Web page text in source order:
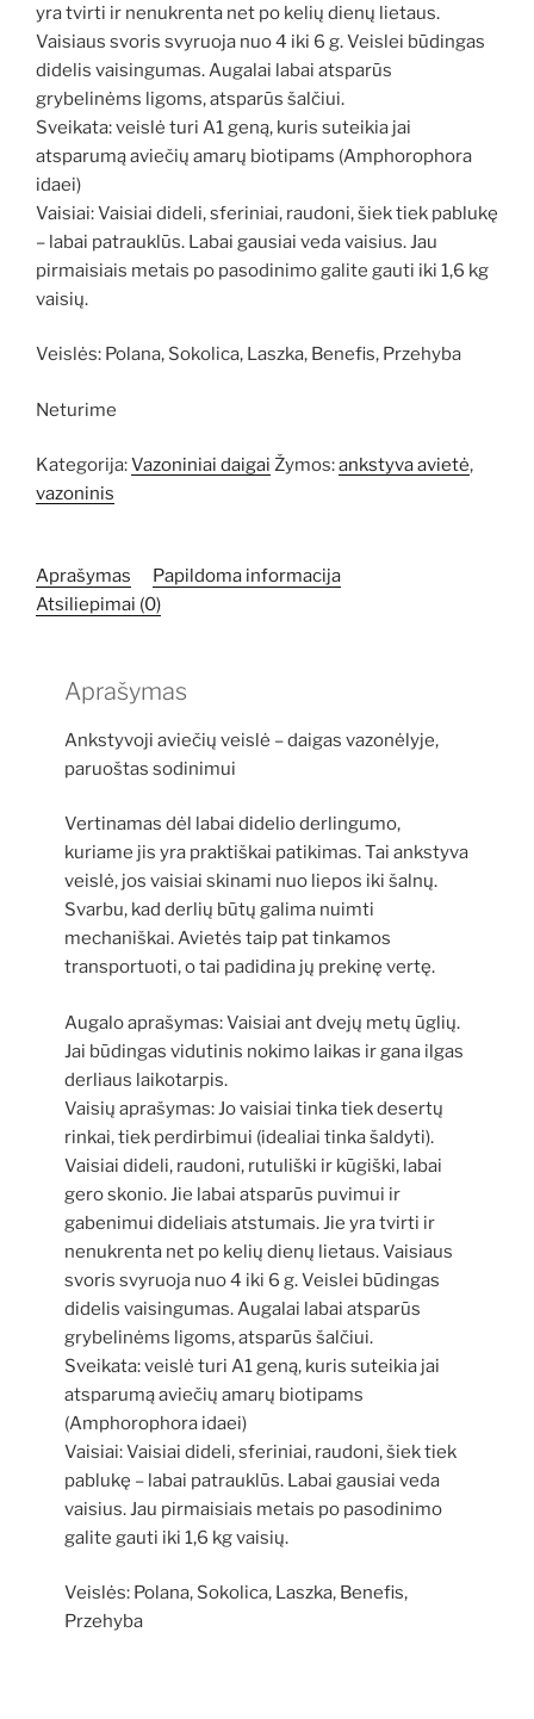
yra tvirti ir nenukrenta net po kelių dienų lietaus.
Vaisiaus svoris svyruoja nuo 4 iki 6 g. Veislei būdingas
didelis vaisingumas. Augalai labai atsparūs
grybelinėms ligoms, atsparūs šalčiui.
Sveikata: veislė turi A1 geną, kuris suteikia jai
atsparumą aviečių amarų biotipams (Amphorophora
idaei)
Vaisiai: Vaisiai dideli, sferiniai, raudoni, šiek tiek pablukę
– labai patrauklūs. Labai gausiai veda vaisius. Jau
pirmaisiais metais po pasodinimo galite gauti iki 1,6 kg
vaisių.
Veislės: Polana, Sokolica, Laszka, Benefis, Przehyba
Neturime
Kategorija:Vazoniniai daigai Žymos:ankstyva avietė,
vazoninis
Aprašymas
Papildoma informacija
Atsiliepimai (0)
Aprašymas
Ankstyvoji aviečių veislė – daigas vazonėlyje,
paruoštas sodinimui
Vertinamas dėl labai didelio derlingumo,
kuriame jis yra praktiškai patikimas. Tai ankstyva
veislė, jos vaisiai skinami nuo liepos iki šalnų.
Svarbu, kad derlių būtų galima nuimti
mechaniškai. Avietės taip pat tinkamos
transportuoti, o tai padidina jų prekinę vertę.
Augalo aprašymas: Vaisiai ant dvejų metų ūglių.
Jai būdingas vidutinis nokimo laikas ir gana ilgas
derliaus laikotarpis.
Vaisių aprašymas: Jo vaisiai tinka tiek desertų
rinkai, tiek perdirbimui (idealiai tinka šaldyti).
Vaisiai dideli, raudoni, rutuliški ir kūgiški, labai
gero skonio. Jie labai atsparūs puvimui ir
gabenimui dideliais atstumais. Jie yra tvirti ir
nenukrenta net po kelių dienų lietaus. Vaisiaus
svoris svyruoja nuo 4 iki 6 g. Veislei būdingas
didelis vaisingumas. Augalai labai atsparūs
grybelinėms ligoms, atsparūs šalčiui.
Sveikata: veislė turi A1 geną, kuris suteikia jai
atsparumą aviečių amarų biotipams
(Amphorophora idaei)
Vaisiai: Vaisiai dideli, sferiniai, raudoni, šiek tiek
pablukę – labai patrauklūs. Labai gausiai veda
vaisius. Jau pirmaisiais metais po pasodinimo
galite gauti iki 1,6 kg vaisių.
Veislės: Polana, Sokolica, Laszka, Benefis,
Przehyba